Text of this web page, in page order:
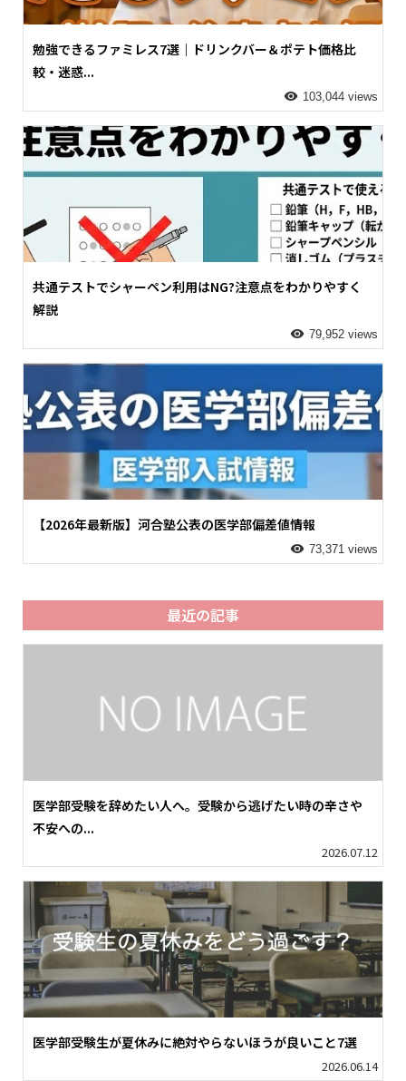
勉強できるファミレス7選｜ドリンクバー＆ポテト価格比
較・迷惑...
103,044 views
共通テストでシャーペン利用はNG?注意点をわかりやすく
解説
79,952 views
【2026年最新版】河合塾公表の医学部偏差値情報
73,371 views
最近の記事
医学部受験を辞めたい人へ。受験から逃げたい時の辛さや
不安への...
2026.07.12
医学部受験生が夏休みに絶対やらないほうが良いこと7選
2026.06.14